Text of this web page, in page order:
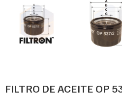
FILTRO DE ACEITE OP